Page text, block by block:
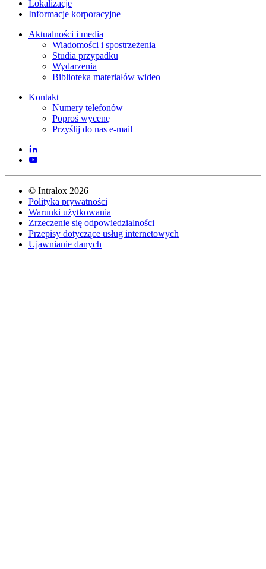
Lokalizacje
Informacje korporacyjne
Aktualności i media
Wiadomości i spostrzeżenia
Studia przypadku
Wydarzenia
Biblioteka materiałów wideo
Kontakt
Numery telefonów
Poproś wycenę
Przyślij do nas e-mail
© Intralox 2026
Polityka prywatności
Warunki użytkowania
Zrzeczenie się odpowiedzialności
Przepisy dotyczące usług internetowych
Ujawnianie danych